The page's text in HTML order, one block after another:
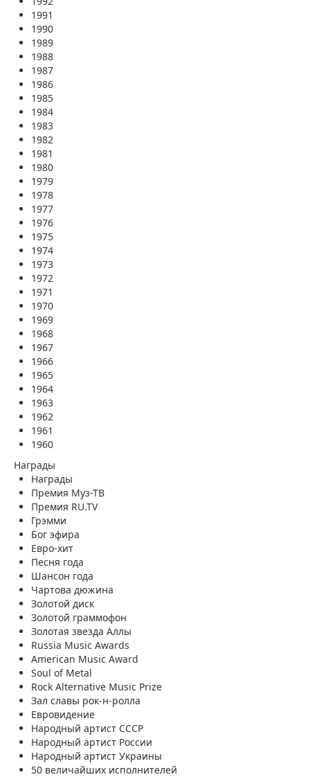
1991
1990
1989
1988
1987
1986
1985
1984
1983
1982
1981
1980
1979
1978
1977
1976
1975
1974
1973
1972
1971
1970
1969
1968
1967
1966
1965
1964
1963
1962
1961
1960
Награды
Награды
Премия Муз-ТВ
Премия RU.TV
Грэмми
Бог эфира
Евро-хит
Песня года
Шансон года
Чартова дюжина
Золотой диск
Золотой граммофон
Золотая звезда Аллы
Russia Music Awards
American Music Award
Soul of Metal
Rock Alternative Music Prize
Зал славы рок-н-ролла
Евровидение
Народный артист СССР
Народный артист России
Народный артист Украины
50 величайших исполнителей